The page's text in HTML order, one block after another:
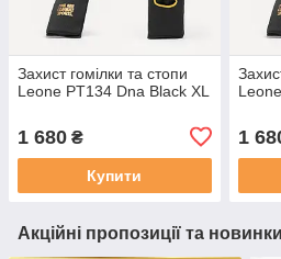
Захист гомілки та стопи
Leone PT134 Dna Black XL
1 680 ₴
Купити
1
Акційні пропозиції та новинки